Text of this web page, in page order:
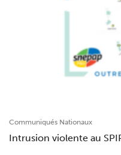
Communiqués Nationaux
Intrusion violente au